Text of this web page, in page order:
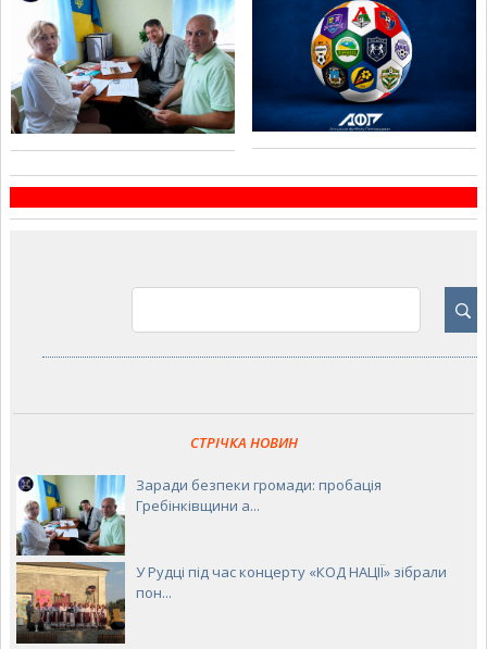
СТРІЧКА НОВИН
Заради безпеки громади: пробація
Гребінківщини а...
У Рудці під час концерту «КОД НАЦІЇ» зібрали
пон...